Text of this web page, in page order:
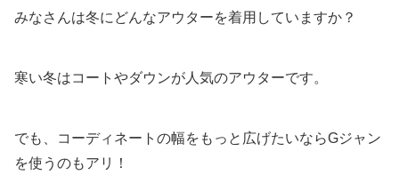
みなさんは冬にどんなアウターを着用していますか？
寒い冬はコートやダウンが人気のアウターです。
でも、コーディネートの幅をもっと広げたいならGジャン
を使うのもアリ！